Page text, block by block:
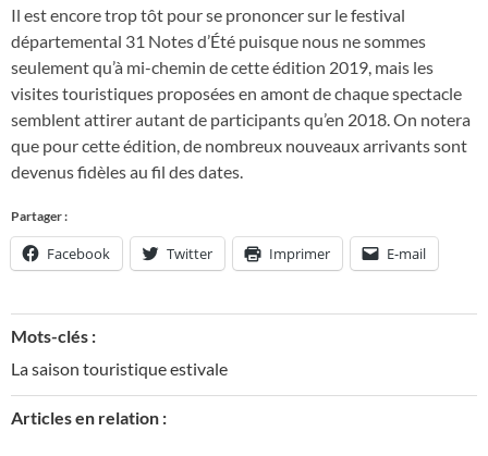
Il est encore trop tôt pour se prononcer sur le festival
départemental 31 Notes d’Été puisque nous ne sommes
seulement qu’à mi-chemin de cette édition 2019, mais les
visites touristiques proposées en amont de chaque spectacle
semblent attirer autant de participants qu’en 2018. On notera
que pour cette édition, de nombreux nouveaux arrivants sont
devenus fidèles au fil des dates.
Partager :
Facebook Twitter Imprimer E-mail
Mots-clés :
La saison touristique estivale
Articles en relation :